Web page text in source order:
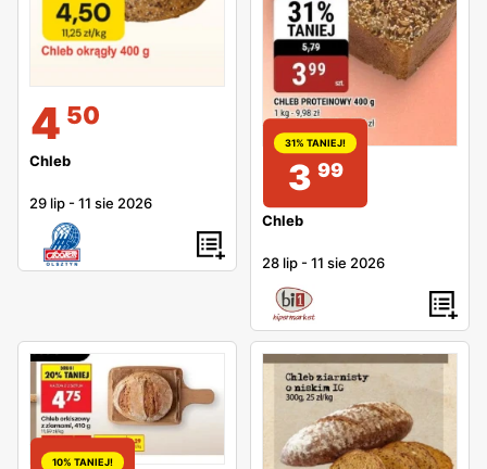
4 50
Chleb
29 lip -11 sie 2026
31% TANIEJ!
3 99
Chleb
28 lip -11 sie 2026
10% TANIEJ!